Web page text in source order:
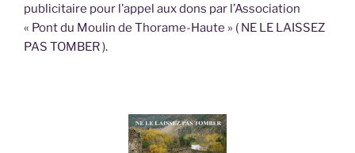
publicitaire pour l’appel aux dons par l’Association
« Pont du Moulin de Thorame-Haute » ( NE LE LAISSEZ
PAS TOMBER ).